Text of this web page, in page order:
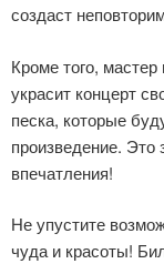
создаст
Кроме того,
украсит концерт
песка, которые
произведение.
впечатления!
Не упустите
чуда и красоты!